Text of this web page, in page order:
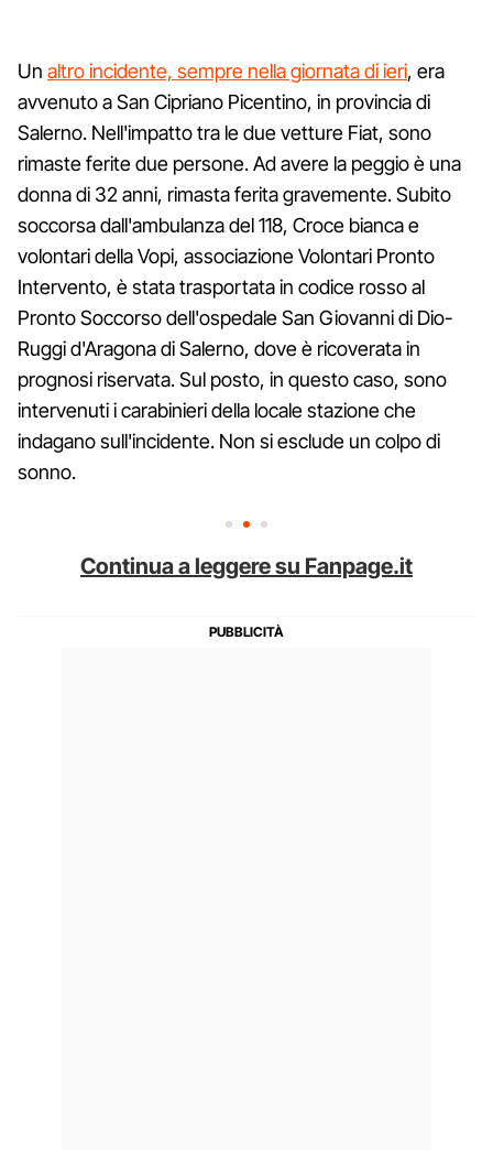
Un altro incidente, sempre nella giornata di ieri, era
avvenuto a San Cipriano Picentino, in provincia di
Salerno. Nell'impatto tra le due vetture Fiat, sono
rimaste ferite due persone. Ad avere la peggio è una
donna di 32 anni, rimasta ferita gravemente. Subito
soccorsa dall'ambulanza del 118, Croce bianca e
volontari della Vopi, associazione Volontari Pronto
Intervento, è stata trasportata in codice rosso al
Pronto Soccorso dell'ospedale San Giovanni di Dio-
Ruggi d'Aragona di Salerno, dove è ricoverata in
prognosi riservata. Sul posto, in questo caso, sono
intervenuti i carabinieri della locale stazione che
indagano sull'incidente. Non si esclude un colpo di
sonno.
Continua a leggere su Fanpage.it